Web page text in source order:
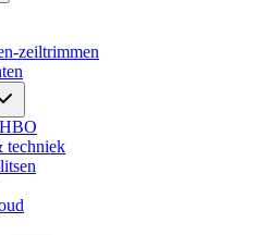
zeiltrimmen
techniek